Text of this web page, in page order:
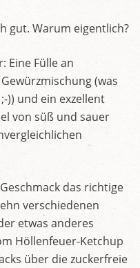
gut. Warum eigentlich?
Eine Fülle an
(was
)) und ein exzellent
von süß und sauer
das richtige
verschiedenen
etwas anderes
Höllenfeuer-Ketchup
über die zuckerfreie